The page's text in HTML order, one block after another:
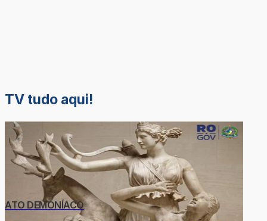
TV tudo aqui!
ATO DEMONÍACO